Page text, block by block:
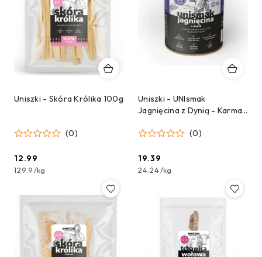
Uniszki - Skóra Królika 100g
(0)
Cena:
12.99
129.9/kg
Uniszki - UNIsmak
Jagnięcina z Dynią - Karma
(0)
Cena:
19.39
24.24/kg